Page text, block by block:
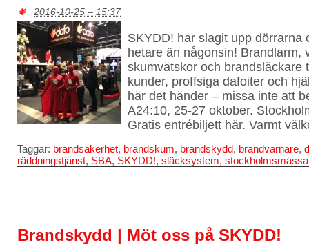
2016-10-25 – 15:37
SKYDD! har slagit upp dörrarna
hetare än någonsin! Brandlarm,
skumvätskor och brandsläckare
kunder, proffsiga dafoiter och
här det händer – missa inte att
A24:10, 25-27 oktober.
Gratis entrébiljett här. Varmt
Taggar: brandsäkerhet, brandskum, brandskydd, brandvarnare,
räddningstjänst, SBA, SKYDD!, släcksystem,
Brandskydd | Möt oss på SKYDD!